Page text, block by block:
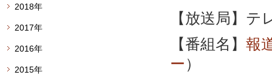
【放送局】テ
【番組名】 報
ー ）
2018年
2017年
2016年
2015年